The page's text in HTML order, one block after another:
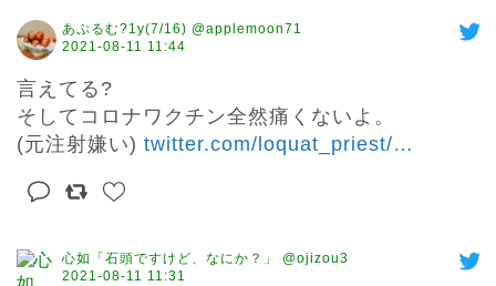
あぷるむ?1y(7/16) @applemoon71
2021-08-11 11:44
言えてる?
そしてコロナワクチン全然痛くないよ。
(元注射嫌い) twitter.com/loquat_priest/…
心如「石頭ですけど、なにか？」 @ojizou3
2021-08-11 11:31